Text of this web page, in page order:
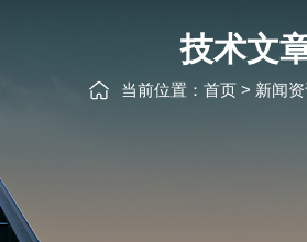
技术文
当前位置： 首页> 新闻